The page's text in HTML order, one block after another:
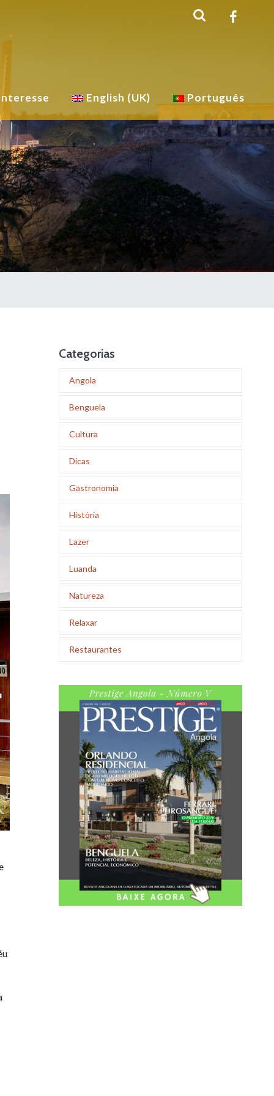
English (UK) Português
Categorias
Angola
Benguela
Cultura
Dicas
Gastronomia
História
Lazer
Luanda
Natureza
Relaxar
Restaurantes